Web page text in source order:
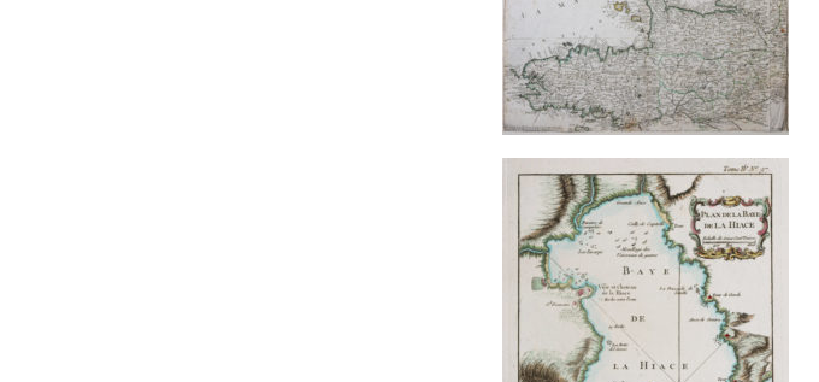
Ajouter
à la
wishlist